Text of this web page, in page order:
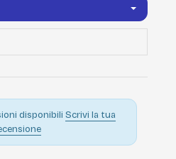
disponibili Scrivi la tua